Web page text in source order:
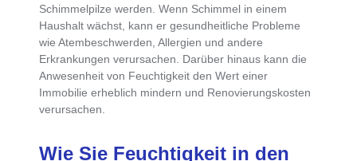
Schimmelpilze werden. Wenn Schimmel in einem
Haushalt wächst, kann er gesundheitliche Probleme
wie Atembeschwerden, Allergien und andere
Erkrankungen verursachen. Darüber hinaus kann die
Anwesenheit von Feuchtigkeit den Wert einer
Immobilie erheblich mindern und Renovierungskosten
verursachen.
Wie Sie Feuchtigkeit in den